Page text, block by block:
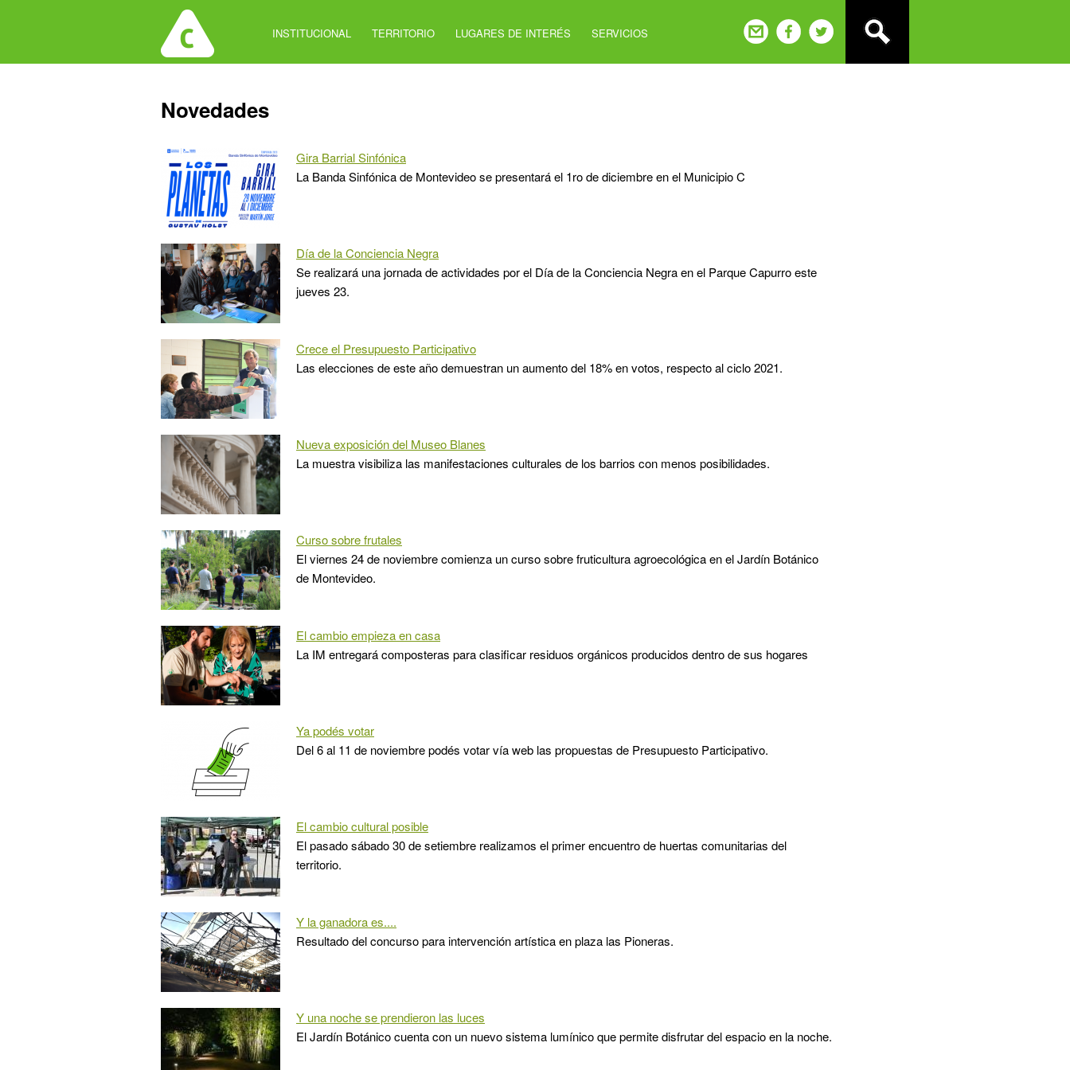
INSTITUCIONAL TERRITORIO LUGARES DE INTERÉS SERVICIOS
Back
to
Novedades
Gira Barrial Sinfónica
La Banda Sinfónica de Montevideo se presentará el 1ro de diciembre en el Municipio C
Día de la Conciencia Negra
Se realizará una jornada de actividades por el Día de la Conciencia Negra en el Parque Capurro este
jueves 23.
Crece el Presupuesto Participativo
Las elecciones de este año demuestran un aumento del 18% en votos, respecto al ciclo 2021.
Nueva exposición del Museo Blanes
La muestra visibiliza las manifestaciones culturales de los barrios con menos posibilidades.
Curso sobre frutales
El viernes 24 de noviembre comienza un curso sobre fruticultura agroecológica en el Jardín Botánico
de Montevideo.
El cambio empieza en casa
La IM entregará composteras para clasificar residuos orgánicos producidos dentro de sus hogares
Ya podés votar
Del 6 al 11 de noviembre podés votar vía web las propuestas de Presupuesto Participativo.
El cambio cultural posible
El pasado sábado 30 de setiembre realizamos el primer encuentro de huertas comunitarias del
territorio.
Y la ganadora es....
Resultado del concurso para intervención artística en plaza las Pioneras.
Y una noche se prendieron las luces
El Jardín Botánico cuenta con un nuevo sistema lumínico que permite disfrutar del espacio en la noche.